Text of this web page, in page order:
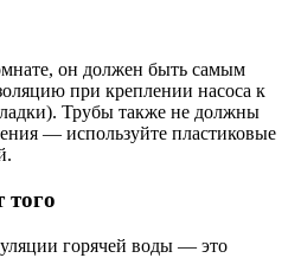
он должен быть самым
при креплении насоса к
Трубы также не должны
— используйте пластиковые
того
горячей воды — это